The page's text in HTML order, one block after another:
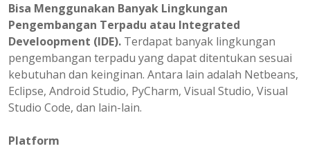
Bisa Menggunakan Banyak Lingkungan
Pengembangan Terpadu atau Integrated
Develoopment (IDE). Terdapat banyak lingkungan
pengembangan terpadu yang dapat ditentukan sesuai
kebutuhan dan keinginan. Antara lain adalah Netbeans,
Eclipse, Android Studio, PyCharm, Visual Studio, Visual
Studio Code, dan lain-lain.
Platform